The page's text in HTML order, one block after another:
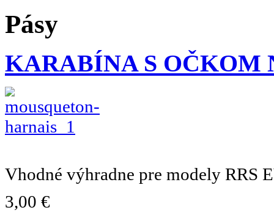
Pásy
KARABÍNA S OČKOM
Vhodné výhradne pre modely RRS
3,00 €